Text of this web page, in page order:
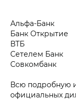
Альфа-Банк
Банк Открытие
ВТБ
Сетелем Банк
Совкомбанк
Всю подробную
официальных